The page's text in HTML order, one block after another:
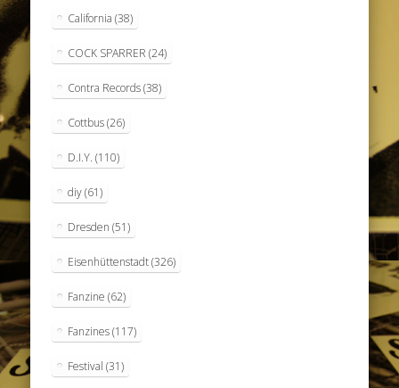
California (38)
COCK SPARRER (24)
Contra Records(38)
Cottbus(26)
D.I.Y. (110)
diy(61)
Dresden (51)
Eisenhüttenstadt(326)
Fanzine (62)
Fanzines(117)
Festival (31)